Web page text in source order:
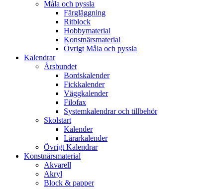
Måla och pyssla
Färgläggning
Ritblock
Hobbymaterial
Konstnärsmaterial
Övrigt Måla och pyssla
Kalendrar
Årsbundet
Bordskalender
Fickkalender
Väggkalender
Filofax
Systemkalendrar och tillbehör
Skolstart
Kalender
Lärarkalender
Övrigt Kalendrar
Konstnärsmaterial
Akvarell
Akryl
Block & papper